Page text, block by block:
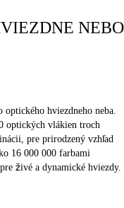
NEBO
hviezdneho neba.
optických vlákien troch
pre prirodzený vzhľad
16 000 000 farbami
živé a dynamické hviezdy.